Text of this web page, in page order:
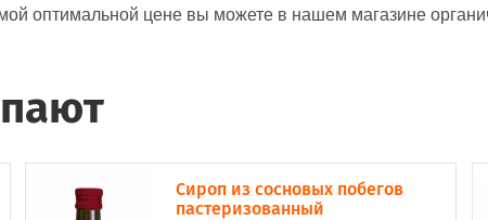
оптимальной цене вы можете в нашем магазине
Сироп из сосновых побегов
пастеризованный